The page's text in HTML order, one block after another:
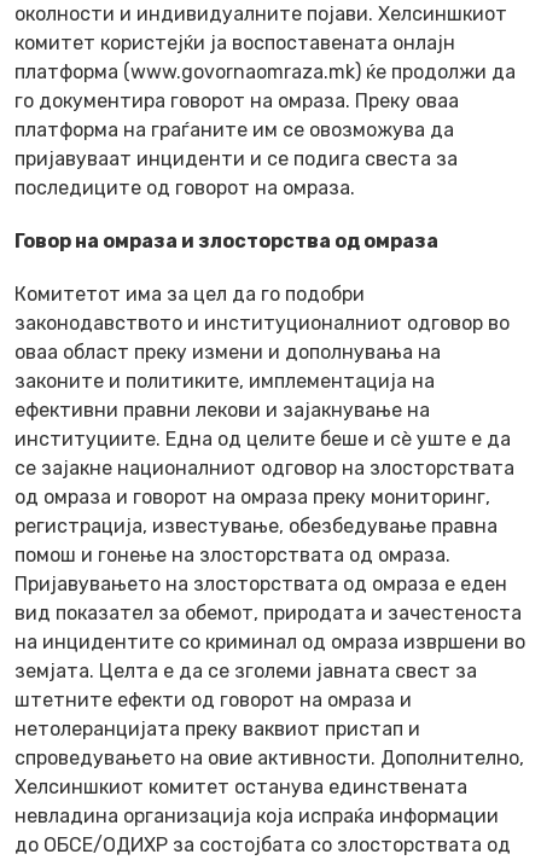
околности и индивидуалните појави. Хелсиншкиот
комитет користејќи ја воспоставената онлајн
платформа (www.govornaomraza.mk) ќе продолжи да
го документира говорот на омраза. Преку оваа
платформа на граѓаните им се овозможува да
пријавуваат инциденти и се подига свеста за
последиците од говорот на омраза.
Говор на омраза и злосторства од омраза
Комитетот има за цел да го подобри
законодавството и институционалниот одговор во
оваа област преку измени и дополнувања на
законите и политиките, имплементација на
ефективни правни лекови и зајакнување на
институциите. Една од целите беше и сè уште е да
се зајакне националниот одговор на злосторствата
од омраза и говорот на омраза преку мониторинг,
регистрација, известување, обезбедување правна
помош и гонење на злосторствата од омраза.
Пријавувањето на злосторствата од омраза е еден
вид показател за обемот, природата и зачестеноста
на инцидентите со криминал од омраза извршени во
земјата. Целта е да се зголеми јавната свест за
штетните ефекти од говорот на омраза и
нетолеранцијата преку ваквиот пристап и
спроведувањето на овие активности. Дополнително,
Хелсиншкиот комитет останува единствената
невладина организација која испраќа информации
до ОБСЕ/ОДИХР за состојбата со злосторствата од